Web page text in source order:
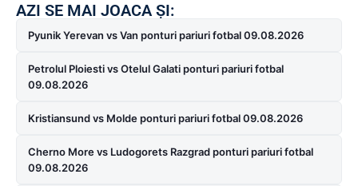
AZI SE MAI JOACA ȘI:
Pyunik Yerevan vs Van ponturi pariuri fotbal 09.08.2026
Petrolul Ploiesti vs Otelul Galati ponturi pariuri fotbal
09.08.2026
Kristiansund vs Molde ponturi pariuri fotbal 09.08.2026
Cherno More vs Ludogorets Razgrad ponturi pariuri fotbal
09.08.2026